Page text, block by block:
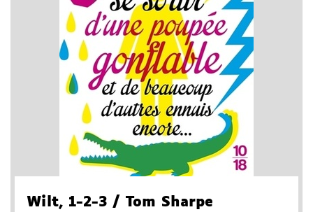
Wilt, 1-2-3 / Tom Sharpe